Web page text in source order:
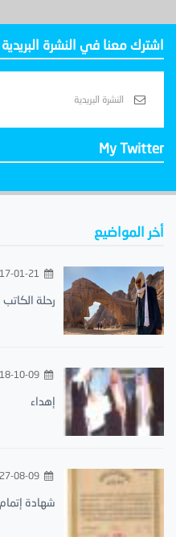
اشترك معنا في النشرة البريدية
My Twitter
أخر المواضيع
17-01-21 09:10 صباحاً
رحلة
18-10-09 08:28 صباحاً
إهداء
27-08-09 12:00 مساءً
شهادة